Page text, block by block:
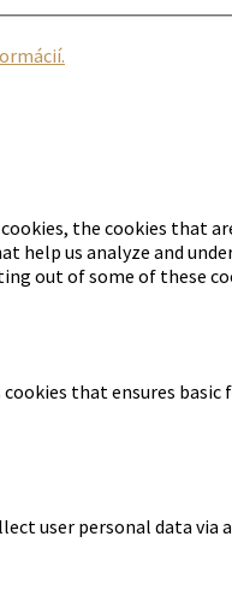
the cookies that
us analyze and
out of some of these
that ensures
user personal data via